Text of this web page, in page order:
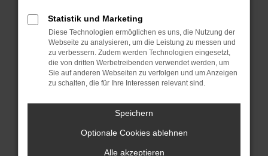
Probleme zu beheben.
Stelle sicher, dass dein Browser und dein
Betriebssystem auf dem neuesten Stand
sind.
Veraltete Software birgt nicht nur ein
Sicherheitsrisiko, sondern kann auch dazu
führen, dass bestimmte Funktionen nicht mehr
unterstützt werden.
Wende dich an den Webseitenbetreiber.
Wenn du alle oben genannten Schritte versucht
Statistik und Marketing
Diese Technologien ermöglichen es uns, die Nutzung der
Webseite zu analysieren, um die Leistung zu messen und
zu verbessern. Zudem werden Technologien eingesetzt,
die von dritten Werbetreibenden verwendet werden, um
Sie auf anderen Webseiten zu verfolgen und um Anzeigen
zu schalten, die für Ihre Interessen relevant sind.
Speichern
Optionale Cookies ablehnen
Alle akzeptieren